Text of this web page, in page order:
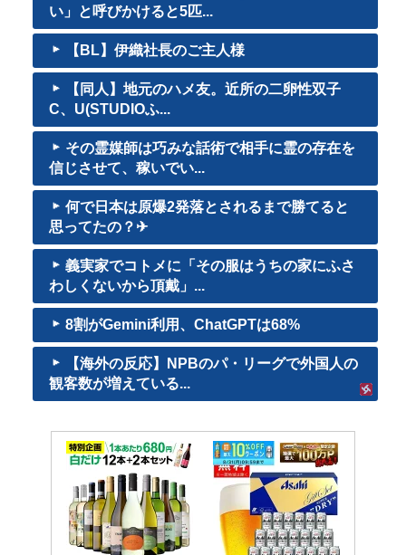
い」と呼びかけると5匹...
【BL】伊織社長のご主人様
【同人】地元のハメ友。近所の二卵性双子
C、U(STUDIOふ...
その霊媒師は巧みな話術で相手に霊の存在を
信じさせて、稼いでい...
何で日本は原爆2発落とされるまで勝てると
思ってたの？‎✈
義実家でコトメに「その服はうちの家にふさ
わしくないから頂戴」...
8割がGemini利用、ChatGPTは68%
【海外の反応】NPBのパ・リーグで外国人の
観客数が増えている...